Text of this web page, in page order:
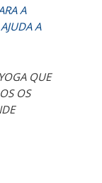
A
A
QUE
OS